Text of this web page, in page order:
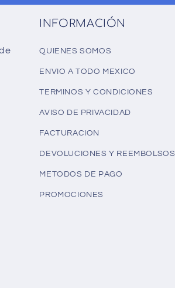
INFORMACIÓN
QUIENES SOMOS
ENVIO A TODO MEXICO
TERMINOS Y CONDICIONES
AVISO DE PRIVACIDAD
FACTURACION
DEVOLUCIONES Y REEMBOLSOS
METODOS DE PAGO
PROMOCIONES